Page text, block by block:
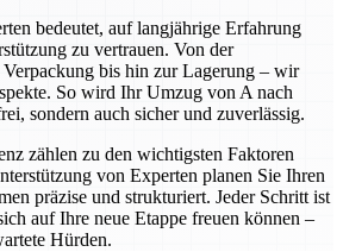
bedeutet, auf langjährige Erfahrung
zu vertrauen. Von der
bis hin zur Lagerung – wir
So wird Ihr Umzug von A nach
sondern auch sicher und zuverlässig.
zählen zu den wichtigsten Faktoren
von Experten planen Sie Ihren
präzise und strukturiert. Jeder Schritt ist
auf Ihre neue Etappe freuen können –
Hürden.